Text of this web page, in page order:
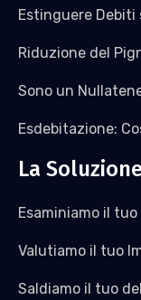
Estinguere Debiti
Riduzione del
Sono un
Esdebitazione:
La
Esaminiamo il
Valutiamo il tuo
Saldiamo il tuo